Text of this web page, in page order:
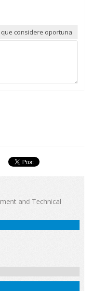
considere oportuna
and Technical